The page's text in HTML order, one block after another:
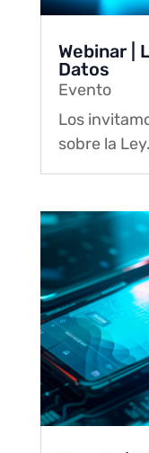
Webinar |
Datos
Evento
Los
sobre la